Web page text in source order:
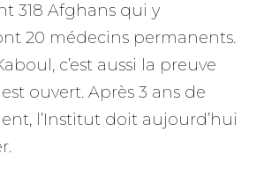
318 Afghans qui y
20 médecins permanents.
c’est aussi la preuve
ouvert. Après 3 ans de
l’Institut doit aujourd’hui